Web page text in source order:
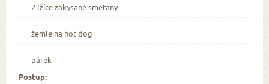
2 lžíce zakysané smetany
žemle na hot dog
párek
Postup: